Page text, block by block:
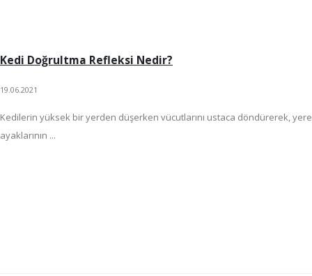
Kedi Doğrultma Refleksi Nedir?
19.06.2021
Kedilerin yüksek bir yerden düşerken vücutlarını ustaca döndürerek, yere
ayaklarının ...